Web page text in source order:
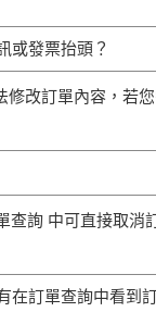
或發票抬頭？
修改訂單內容，若
查詢 中可直接取消
在訂單查詢中看到